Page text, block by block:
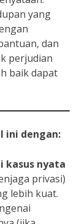
yang
dan
perjudian
baik dapat
ini dengan:
kasus nyata
privasi)
lebih kuat.